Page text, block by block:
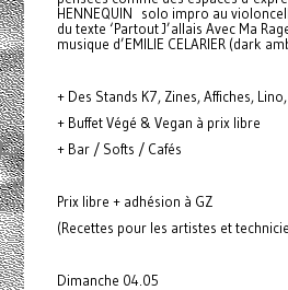
HENNEQUIN solo impro au
du texte ‘Partout J’allais Avec Ma
musique d’EMILIE CELARIER (dark
+ Des Stands K7, Zines, Affiches,
+ Buffet Végé & Vegan à prix libre
+ Bar / Softs / Cafés
Prix libre + adhésion à GZ
(Recettes pour les artistes et
Dimanche 04.05